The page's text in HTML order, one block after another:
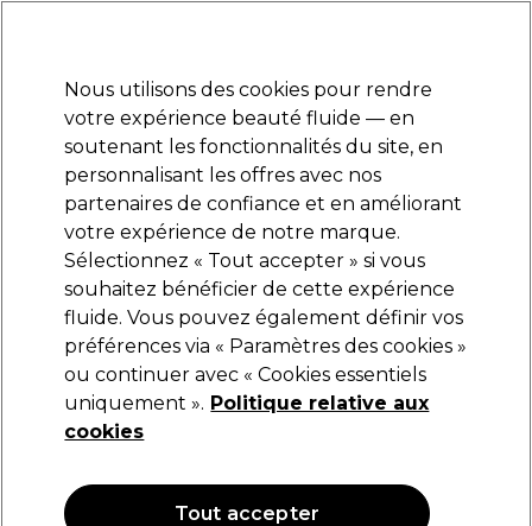
Se connecter
Marques Bons plans Coiffure Electro et Matériel
Livraison et délais
lire la suite
Equipement de salon Materiel pour manucure
Materiel pour manucure
Filters
Nous utilisons des cookies pour rendre
votre expérience beauté fluide — en
soutenant les fonctionnalités du site, en
personnalisant les offres avec nos
partenaires de confiance et en améliorant
votre expérience de notre marque.
Sélectionnez « Tout accepter » si vous
souhaitez bénéficier de cette expérience
fluide. Vous pouvez également définir vos
préférences via « Paramètres des cookies »
ou continuer avec « Cookies essentiels
uniquement ». Politique relative aux
cookies
Tout accepter